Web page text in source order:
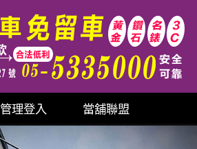
管理登入 當舖聯盟